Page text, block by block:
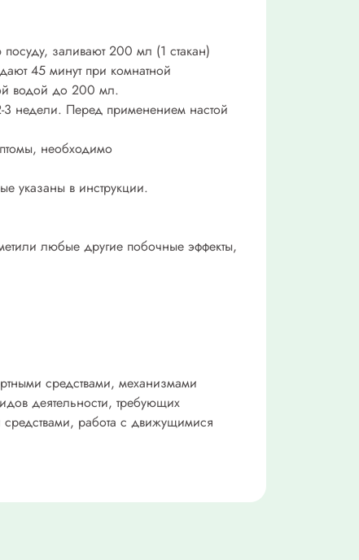
заливают 200 мл (1 стакан)
45 минут при комнатной
водой до 200 мл.
3 недели. Перед применением настой
необходимо
указаны в инструкции.
любые другие побочные эффекты,
средствами, механизмами
деятельности, требующих
работа с движущимися